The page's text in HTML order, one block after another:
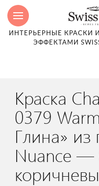
ИНТЕРЬЕРНЫЕ КРАСКИ
ЭФФЕКТАМИ
Краска
0379
Глина» из
Nuance —